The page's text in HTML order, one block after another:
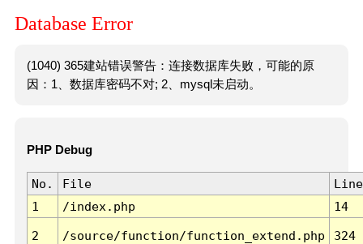
Database Error
(1040) 365建站错误警告：连接数据库失败，可能的原
因：1、数据库密码不对; 2、mysql未启动。
PHP Debug
No. File
Line
1
/index.php 14
2 /source/function/function_extend.php 324